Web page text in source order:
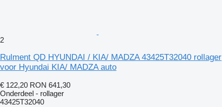
2
Rulment QD HYUNDAI / KIA/ MADZA 43425T32040 rollager
voor Hyundai KIA/ MADZA auto
€ 122,20 RON 641,30
Onderdeel - rollager
43425T32040